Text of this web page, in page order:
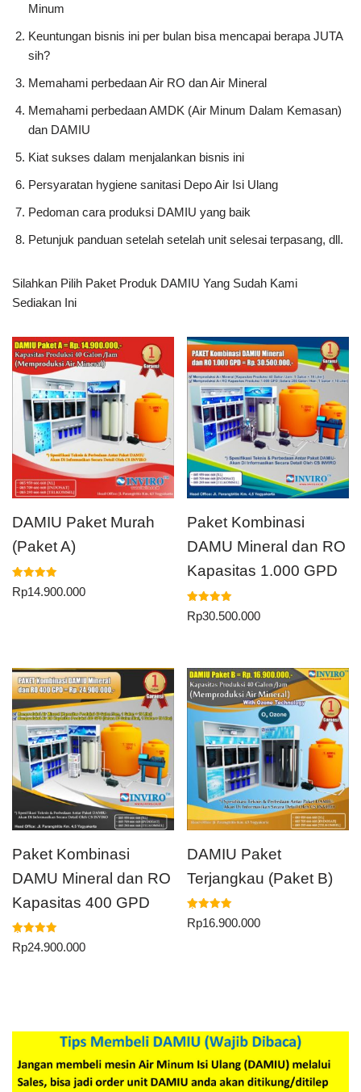
Minum
Keuntungan bisnis ini per bulan bisa mencapai berapa JUTA
sih?
Memahami perbedaan Air RO dan Air Mineral
Memahami perbedaan AMDK (Air Minum Dalam Kemasan)
dan DAMIU
Kiat sukses dalam menjalankan bisnis ini
Persyaratan hygiene sanitasi Depo Air Isi Ulang
Pedoman cara produksi DAMIU yang baik
Petunjuk panduan setelah setelah unit selesai terpasang, dll.
Silahkan Pilih Paket Produk DAMIU Yang Sudah Kami
Sediakan Ini
DAMIU Paket Murah
(Paket A)
Dinilai
5.00
Rp14.900.000
Paket Kombinasi
DAMU Mineral dan RO
Kapasitas 1.000 GPD
Dinilai
5.00
Rp30.500.000
Paket Kombinasi
DAMU Mineral dan RO
Kapasitas 400 GPD
Dinilai
5.00
Rp24.900.000
DAMIU Paket
Terjangkau (Paket B)
Dinilai
5.00
Rp16.900.000